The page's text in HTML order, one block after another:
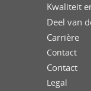
Kwaliteit
Deel van
Carrière
Contact
Contact
Legal